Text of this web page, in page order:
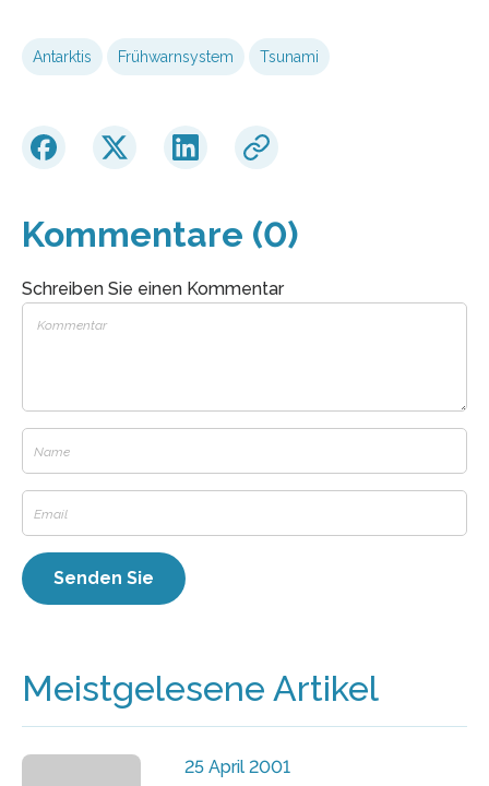
Antarktis Frühwarnsystem Tsunami
Kommentare (0)
Schreiben Sie einen Kommentar
Meistgelesene Artikel
25 April 2001